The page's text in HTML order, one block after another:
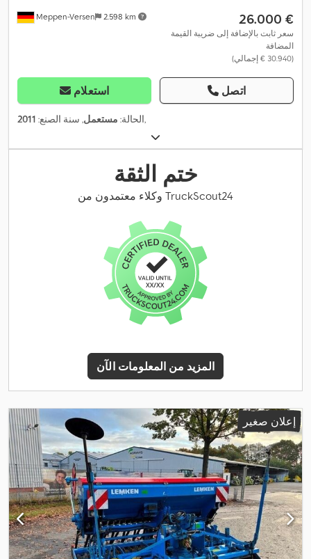
Meppen-Versen 2.598 km ‏26.000 €
سعر ثابت بالإضافة إلى ضريبة القيمة
المضافة
(‏30.940 € إجمالي)
استعلام اتصل
الحالة: مستعمل, سنة الصنع: 2011 ,
ختم الثقة
وكلاء معتمدون من TruckScout24
المزيد من المعلومات الآن
إعلان صغير